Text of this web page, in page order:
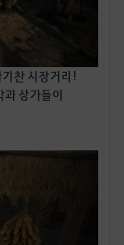
찬 시장거리!
상가들이